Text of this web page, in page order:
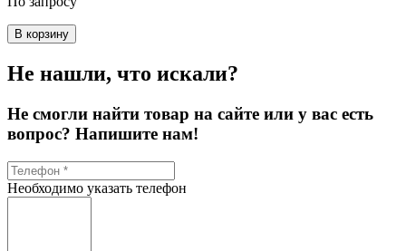
В корзину
Не нашли, что искали?
Не смогли найти товар на сайте или у вас есть
вопрос? Напишите нам!
Необходимо указать телефон